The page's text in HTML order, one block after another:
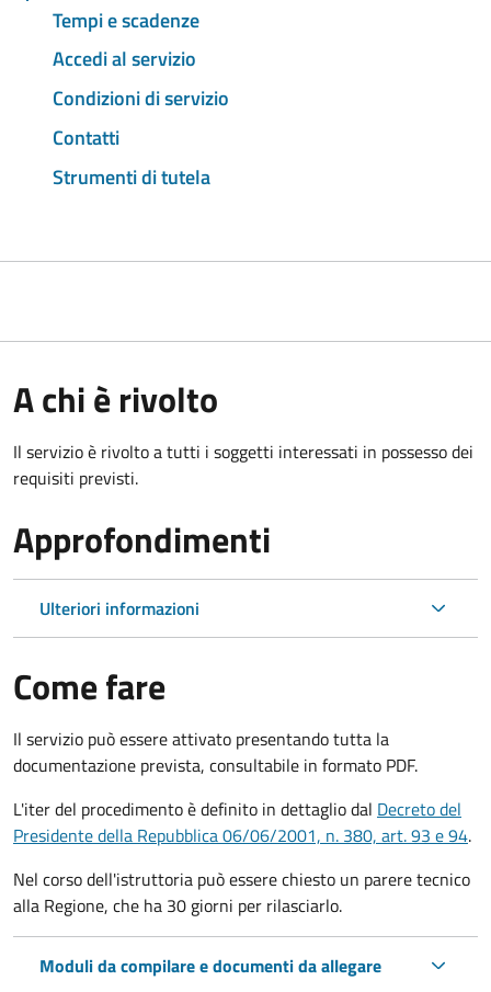
Tempi e scadenze
Accedi al servizio
Condizioni di servizio
Contatti
Strumenti di tutela
A chi è rivolto
Il servizio è rivolto a tutti i soggetti interessati in possesso dei
requisiti previsti.
Approfondimenti
Ulteriori informazioni
Come fare
Il servizio può essere attivato presentando tutta la
documentazione prevista, consultabile in formato PDF.
L'iter del procedimento è definito in dettaglio dal Decreto del
Presidente della Repubblica 06/06/2001, n. 380, art. 93 e 94.
Nel corso dell'istruttoria può essere chiesto un parere tecnico
alla Regione, che ha 30 giorni per rilasciarlo.
Moduli da compilare e documenti da allegare